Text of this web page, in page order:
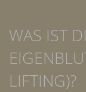
WAS IST
LIFTING)?